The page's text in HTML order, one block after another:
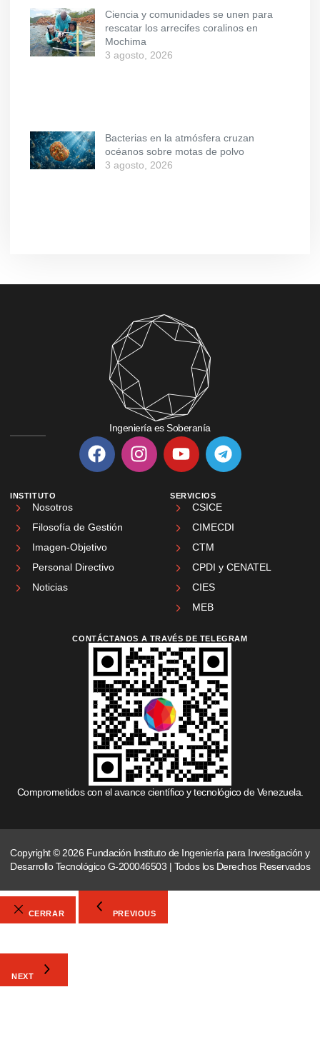
Ciencia y comunidades se unen para
rescatar los arrecifes coralinos en
Mochima
3 agosto, 2026
Bacterias en la atmósfera cruzan
océanos sobre motas de polvo
3 agosto, 2026
Ingeniería es Soberanía
INSTITUTO
Nosotros
Filosofía de Gestión
Imagen-Objetivo
Personal Directivo
Noticias
SERVICIOS
CSICE
CIMECDI
CTM
CPDI y CENATEL
CIES
MEB
CONTÁCTANOS A TRAVÉS DE TELEGRAM
Comprometidos con el avance científico y tecnológico de Venezuela.
Copyright © 2026 Fundación Instituto de Ingeniería para Investigación y
Desarrollo Tecnológico G-200046503 | Todos los Derechos Reservados
CERRAR PREVIOUS
NEXT